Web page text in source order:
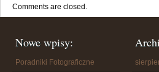
Comments are closed.
Nowe wpisy:
Poradniki Fotograficzne